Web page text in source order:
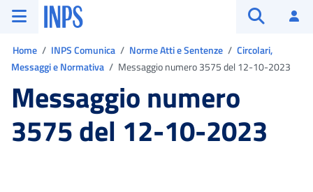
Vai al menu principale
Vai al contenuto principale
Vai al pie' di pagina
INPS ()
Home INPS Comunica Norme Atti e Sentenze
Circolari,
Messaggi e Normativa
Messaggio numero 3575 del 12-10-2023
Messaggio numero
3575 del 12-10-2023